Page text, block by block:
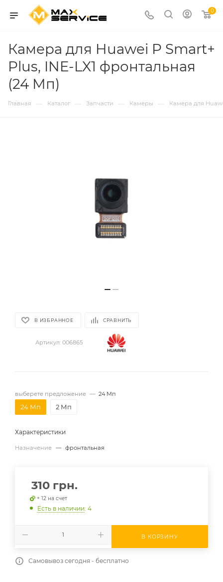
0
Камера для Huawei P Smart+
Plus, INE-LX1 фронтальная
(24 Мп)
Главная — Каталог — Запчасти — Камеры — Камера для
В ИЗБРАННОЕ СРАВНИТЬ
Артикул: 006865
выберете предложение — 24 Мп
24 Мп 2 Мп
Характеристики
Назначение — фронтальная
310 грн.
+ 12 на счет
Есть в наличии: 4
В КОРЗИНУ
Самовывоз сегодня - бесплатно